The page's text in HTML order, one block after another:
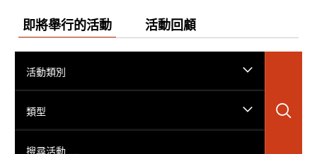
即將舉行的活動 活動回顧
活動類別
類型